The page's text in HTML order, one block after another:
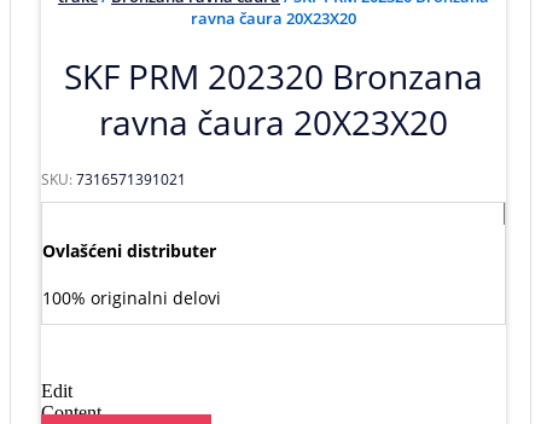
ravna čaura 20X23X20
SKF PRM 202320 Bronzana
ravna čaura 20X23X20
SKU:7316571391021
Ovlašćeni distributer
100% originalni delovi
Edit
Content